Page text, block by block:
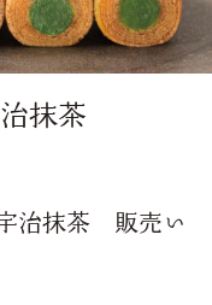
抹茶
治抹茶 販売い